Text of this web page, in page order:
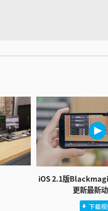
iOS 2.1版
更新最新动
下载